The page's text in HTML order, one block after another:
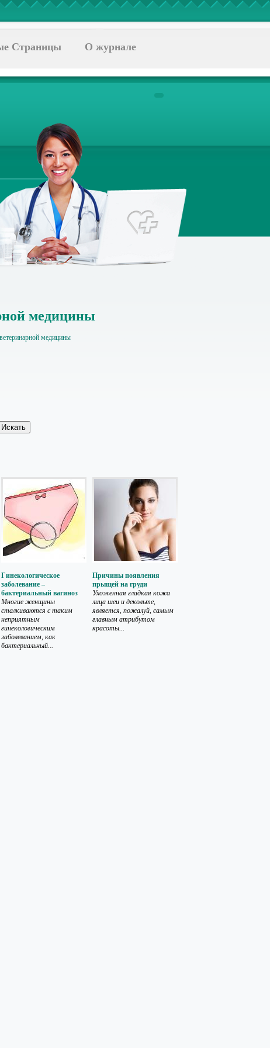
Страницы О журнале
медицины
медицины
Гинекологическое
заболевание –
бактериальный вагиноз
Многие женщины
сталкиваются с таким
неприятным
гинекологическим
заболеванием, как
бактериальный...
Причины появления
прыщей на груди
Ухоженная гладкая кожа
лица шеи и декольте,
является, пожалуй, самым
главным атрибутом
красоты...